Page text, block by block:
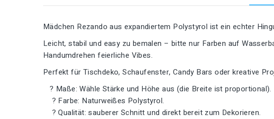
Mädchen Rezando aus expandiertem Polystyrol ist ein echter
Leicht, stabil und easy zu bemalen – bitte nur Farben auf
Handumdrehen feierliche Vibes.
Perfekt für Tischdeko, Schaufenster, Candy Bars oder kreative
? Maße: Wähle Stärke und Höhe aus (die Breite ist proportional).
? Farbe: Naturweißes Polystyrol.
? Qualität: sauberer Schnitt und direkt bereit zum Dekorieren.